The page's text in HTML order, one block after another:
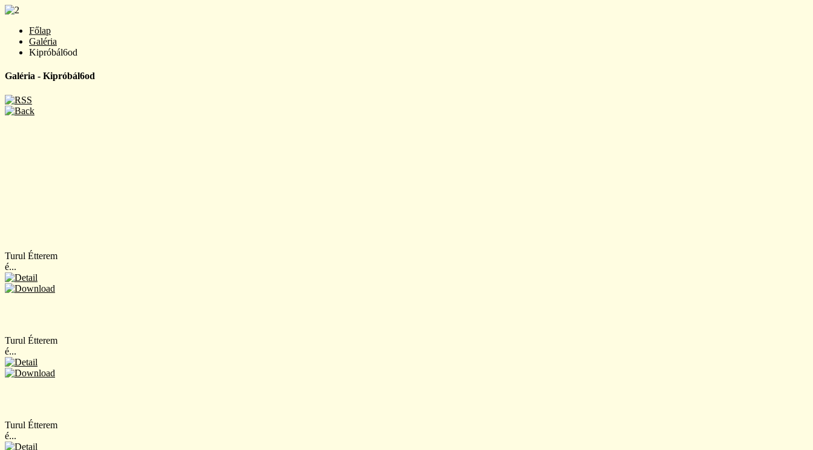
Főlap
Galéria
Kipróbál6od
Galéria - Kipróbál6od
Turul Étterem
é...
Turul Étterem
é...
Turul Étterem
é...